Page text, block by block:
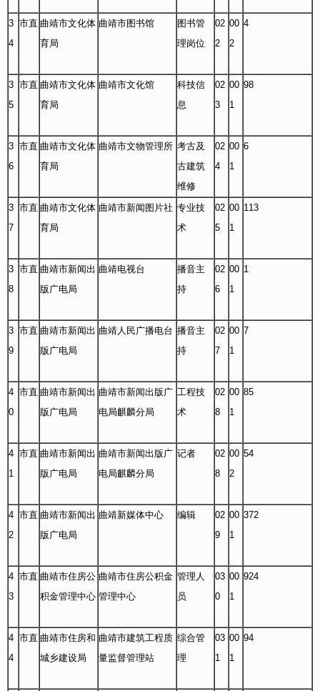
3
4
市直 曲靖市文化体
育局
曲靖市图书馆
图书管
理岗位
02
2
00
2
4
3
5
市直 曲靖市文化体
育局
曲靖市文化馆
科技信
息
02
3
00
1
98
3
6
市直 曲靖市文化体
育局
曲靖市文物管理所 考古及
古建筑
维修
02
4
00
1
6
3
7
市直 曲靖市文化体
育局
曲靖市新闻图片社 专业技
术
02
5
00
1
113
3
8
市直 曲靖市新闻出
版广电局
曲靖电视台
播音主
持
02
6
00
1
1
3
9
市直 曲靖市新闻出
版广电局
曲靖人民广播电台 播音主
持
02
7
00
1
7
4
0
市直 曲靖市新闻出
版广电局
曲靖市新闻出版广
电局麒麟分局
工程技
术
02
8
00
1
85
4
1
市直 曲靖市新闻出
版广电局
曲靖市新闻出版广
电局麒麟分局
记者
02
8
00
2
54
4
2
市直 曲靖市新闻出
版广电局
曲靖新媒体中心 编辑
02
9
00
1
372
4
3
市直 曲靖市住房公
积金管理中心
曲靖市住房公积金
管理中心
管理人
员
03
0
00
1
924
4
4
市直 曲靖市住房和
城乡建设局
曲靖市建筑工程质
量监督管理站
综合管
理
03
1
00
1
94